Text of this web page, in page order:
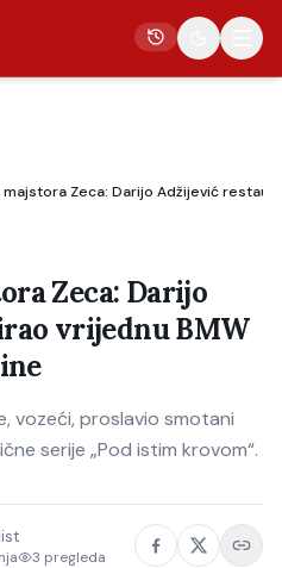
majstora Zeca: Darijo Adžijević
Zeca: Darijo
vrijednu BMW
vozeći, proslavio smotani
serije „Pod istim krovom“.
3 pregleda